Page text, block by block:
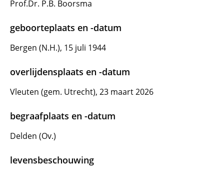
Prof.Dr. P.B. Boorsma
geboorteplaats en -datum
Bergen (N.H.), 15 juli 1944
overlijdensplaats en -datum
Vleuten (gem. Utrecht), 23 maart 2026
begraafplaats en -datum
Delden (Ov.)
levensbeschouwing